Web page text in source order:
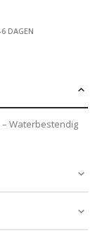
DAGEN
Waterbestendig